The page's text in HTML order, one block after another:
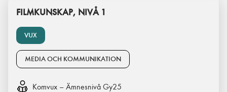
VUX
FILMKUNSKAP, NIVÅ 1
MEDIA OCH KOMMUNIKATION
Komvux – Ämnesnivå Gy25